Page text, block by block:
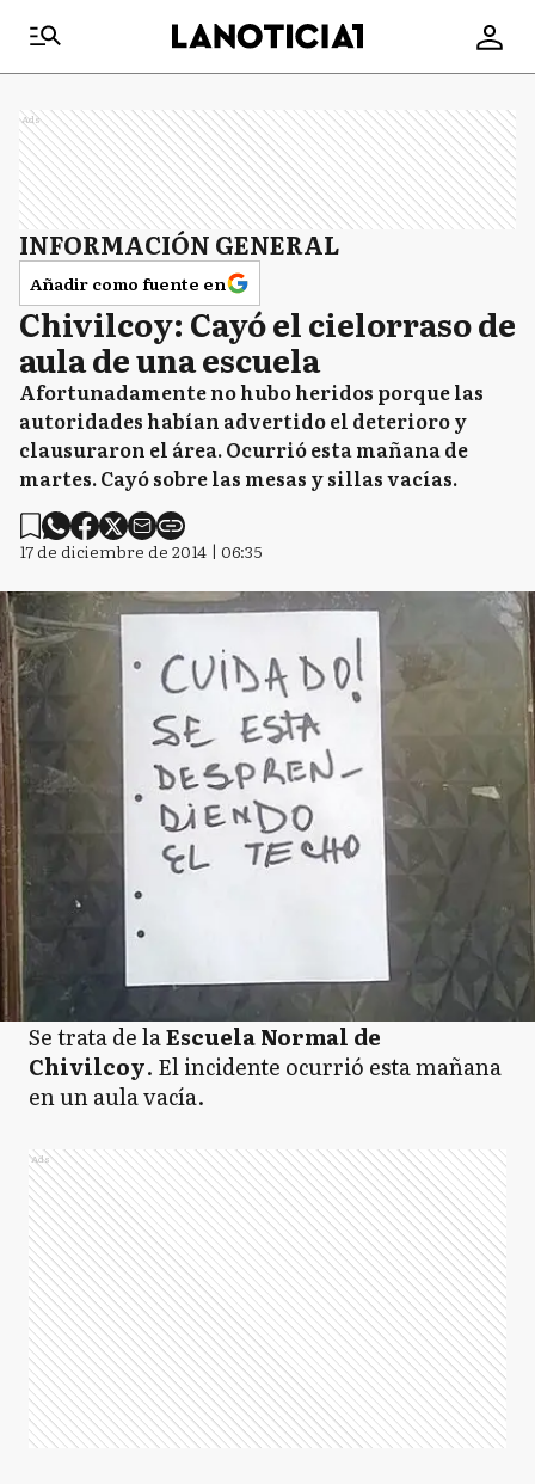
Ads
INFORMACIÓN GENERAL
Añadir como fuente en
Chivilcoy: Cayó el cielorraso de
aula de una escuela
Afortunadamente no hubo heridos porque las
autoridades habían advertido el deterioro y
clausuraron el área. Ocurrió esta mañana de
martes. Cayó sobre las mesas y sillas vacías.
17 de diciembre de 2014 | 06:35
Se trata de laEscuela Normal de
Chivilcoy. El incidente ocurrió esta mañana
en un aula vacía.
Ads